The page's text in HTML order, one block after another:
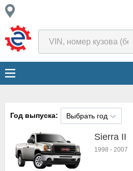
Год выпуска: Выбрать год
Sierra II
1998 - 2007